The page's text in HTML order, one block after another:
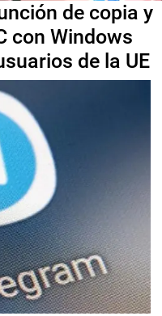
de copia y
con Windows
de la UE